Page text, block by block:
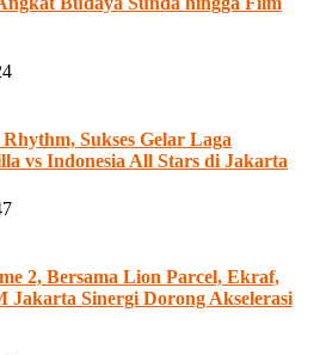
Sukses Gelar Laga
vs Indonesia All Stars di Jakarta
2, Bersama Lion Parcel, Ekraf,
Jakarta Sinergi Dorong Akselerasi